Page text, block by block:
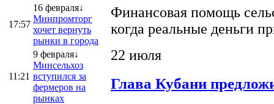
17:57
16 февраля↓
Минпромторг
хочет вернуть
рынки в города
11:21
9 февраля↓
Минсельхоз
вступился за
фермеров на
рынках
Финансовая помощь
когда реальные деньги
22 июля
Глава Кубани